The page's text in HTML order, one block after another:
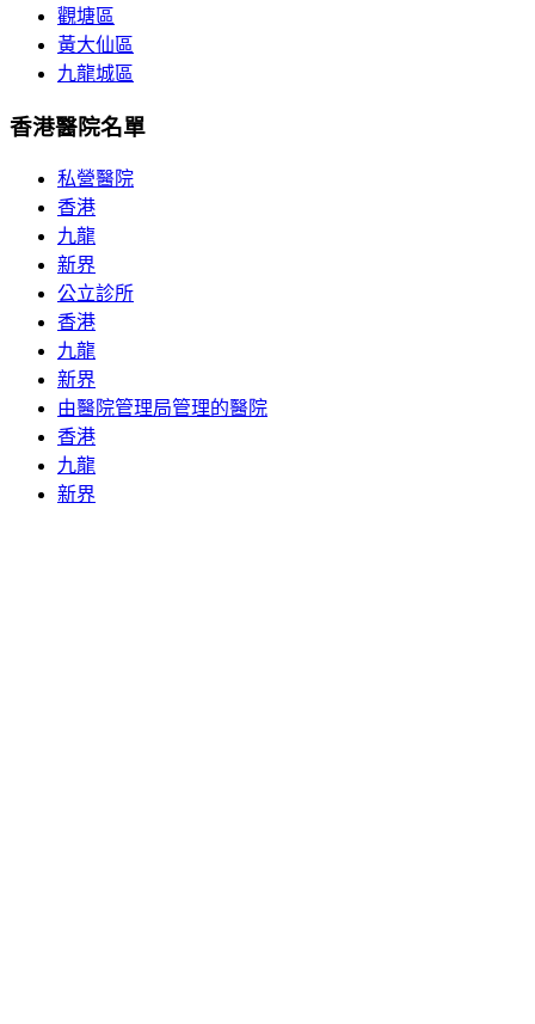
觀塘區
黃大仙區
九龍城區
香港醫院名單
私營醫院
香港
九龍
新界
公立診所
香港
九龍
新界
由醫院管理局管理的醫院
香港
九龍
新界